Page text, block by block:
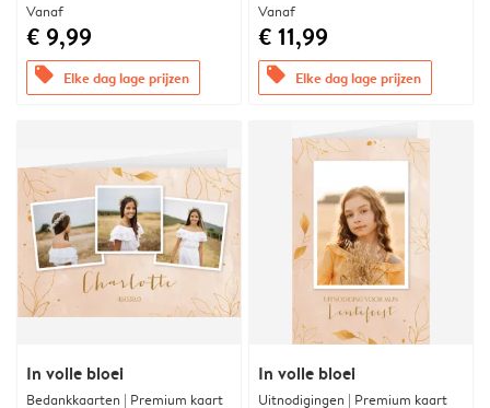
Vanaf
€ 9,99
offers Elke dag lage prijzen
Vanaf
€ 11,99
offers Elke dag lage prijzen
In volle bloei
Bedankkaarten | Premium kaart
In volle bloei
Uitnodigingen | Premium kaart